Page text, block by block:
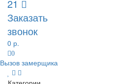
21
Заказать
звонок
0 р.
0
Вызов замерщика